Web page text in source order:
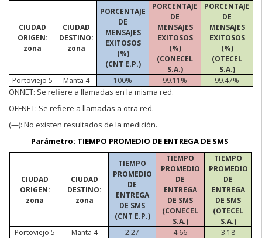
CIUDAD
ORIGEN:
zona
CIUDAD
DESTINO:
zona
PORCENTAJE
DE
MENSAJES
EXITOSOS
(%)
(CNT E.P.)
PORCENTAJE
DE
MENSAJES
EXITOSOS
(%)
(CONECEL
S.A.)
PORCENTAJE
DE
MENSAJES
EXITOSOS
(%)
(OTECEL
S.A.)
Portoviejo 5
Manta 4 100% 99.11% 99.47%
ONNET: Se refiere a llamadas en la misma red.
OFFNET: Se refiere a llamadas a otra red.
(—): No existen resultados de la medición.
Parámetro: TIEMPO PROMEDIO DE ENTREGA DE SMS
CIUDAD
ORIGEN:
zona
CIUDAD
DESTINO:
zona
TIEMPO
PROMEDIO
DE
ENTREGA
DE SMS
(CNT E.P.)
TIEMPO
PROMEDIO
DE
ENTREGA
DE SMS
(CONECEL
S.A.)
TIEMPO
PROMEDIO
DE
ENTREGA
DE SMS
(OTECEL
S.A.)
Portoviejo 5
Manta 4 2.27 4.66 3.18